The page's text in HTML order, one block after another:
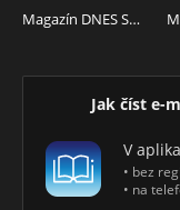
Magazín DNES SPECIÁL Severní Čechy - 7.8.2026
Jak číst e-
V
• bez
• na